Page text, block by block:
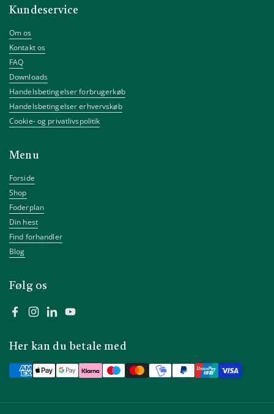
Kundeservice
Om os
Kontakt os
FAQ
Downloads
Handelsbetingelser forbrugerkøb
Handelsbetingelser erhvervskøb
Cookie- og privatlivspolitik
Menu
Forside
Shop
Foderplan
Din hest
Find forhandler
Blog
Følg os
FacebookInstagram
LinkedInYouTube
Her kan du betale med